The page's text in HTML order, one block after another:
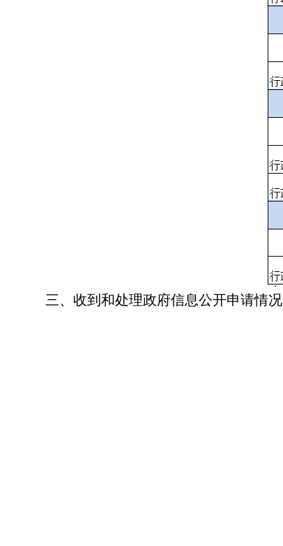
三、收到和处理政府信息公开申请情况